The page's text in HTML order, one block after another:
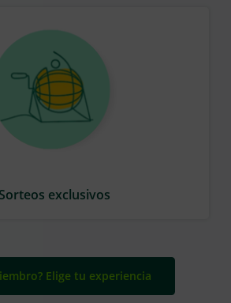
Sorteos exclusivos
Elige tu experiencia